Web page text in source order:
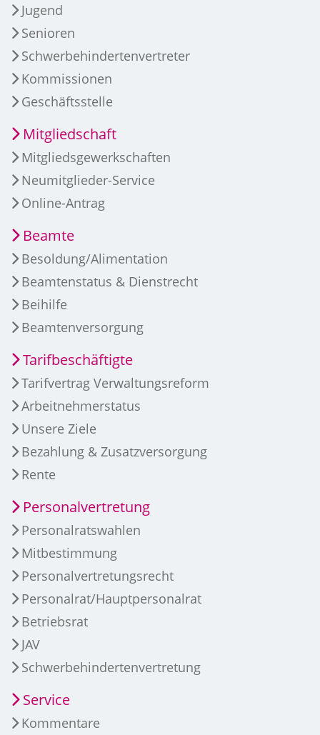
Jugend
Senioren
Schwerbehindertenvertreter
Kommissionen
Geschäftsstelle
Mitgliedschaft
Mitgliedsgewerkschaften
Neumitglieder-Service
Online-Antrag
Beamte
Besoldung/Alimentation
Beamtenstatus & Dienstrecht
Beihilfe
Beamtenversorgung
Tarifbeschäftigte
Tarifvertrag Verwaltungsreform
Arbeitnehmerstatus
Unsere Ziele
Bezahlung & Zusatzversorgung
Rente
Personalvertretung
Personalratswahlen
Mitbestimmung
Personalvertretungsrecht
Personalrat/Hauptpersonalrat
Betriebsrat
JAV
Schwerbehindertenvertretung
Service
Kommentare